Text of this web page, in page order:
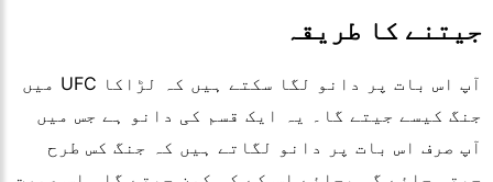
جیتنے کا طریقہ
آپ اس بات پر دانو لگا سکتے ہیں کہ لڑاکا UFC میں
جنگ کیسے جیتے گا۔ یہ ایک قسم کی دانو ہے جس میں
آپ صرف اس بات پر دانو لگاتے ہیں کہ جنگ کس طرح